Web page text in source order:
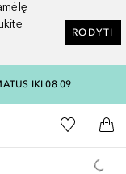
RODYTI
IKI 08 09
Douglas pagrindinį
Į mano
Į